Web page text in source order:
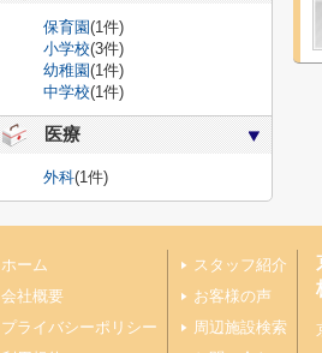
保育園(1件)
小学校(3件)
幼稚園(1件)
中学校(1件)
医療
外科(1件)
ホーム
会社概要
プライバシーポリシー
スタッフ紹介
お客様の声
周辺施設検索